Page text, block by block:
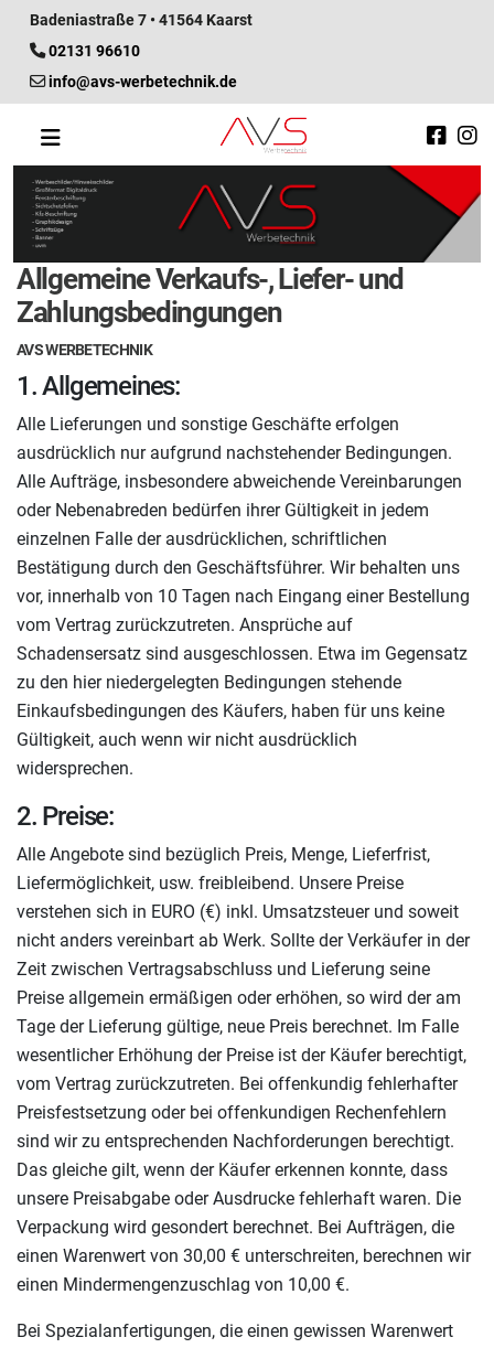
Badeniastraße 7 • 41564 Kaarst
02131 96610
info@avs-werbetechnik.de
Allgemeine Verkaufs-, Liefer- und
Zahlungsbedingungen
AVS WERBETECHNIK
1. Allgemeines:
Alle Lieferungen und sonstige Geschäfte erfolgen
ausdrücklich nur aufgrund nachstehender Bedingungen.
Alle Aufträge, insbesondere abweichende Vereinbarungen
oder Nebenabreden bedürfen ihrer Gültigkeit in jedem
einzelnen Falle der ausdrücklichen, schriftlichen
Bestätigung durch den Geschäftsführer. Wir behalten uns
vor, innerhalb von 10 Tagen nach Eingang einer Bestellung
vom Vertrag zurückzutreten. Ansprüche auf
Schadensersatz sind ausgeschlossen. Etwa im Gegensatz
zu den hier niedergelegten Bedingungen stehende
Einkaufsbedingungen des Käufers, haben für uns keine
Gültigkeit, auch wenn wir nicht ausdrücklich
widersprechen.
2. Preise:
Alle Angebote sind bezüglich Preis, Menge, Lieferfrist,
Liefermöglichkeit, usw. freibleibend. Unsere Preise
verstehen sich in EURO (€) inkl. Umsatzsteuer und soweit
nicht anders vereinbart ab Werk. Sollte der Verkäufer in der
Zeit zwischen Vertragsabschluss und Lieferung seine
Preise allgemein ermäßigen oder erhöhen, so wird der am
Tage der Lieferung gültige, neue Preis berechnet. Im Falle
wesentlicher Erhöhung der Preise ist der Käufer berechtigt,
vom Vertrag zurückzutreten. Bei offenkundig fehlerhafter
Preisfestsetzung oder bei offenkundigen Rechenfehlern
sind wir zu entsprechenden Nachforderungen berechtigt.
Das gleiche gilt, wenn der Käufer erkennen konnte, dass
unsere Preisabgabe oder Ausdrucke fehlerhaft waren. Die
Verpackung wird gesondert berechnet. Bei Aufträgen, die
einen Warenwert von 30,00 € unterschreiten, berechnen wir
einen Mindermengenzuschlag von 10,00 €.
Bei Spezialanfertigungen, die einen gewissen Warenwert